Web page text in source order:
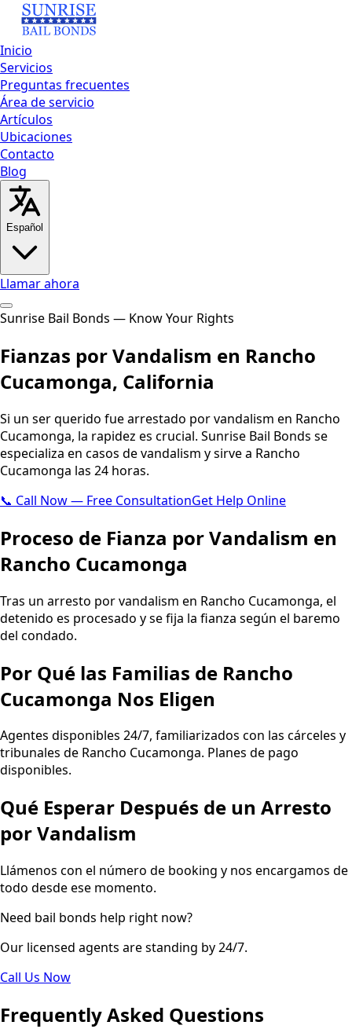
Inicio
Servicios
Preguntas frecuentes
Área de servicio
Artículos
Ubicaciones
Contacto
Blog
Español
Llamar ahora
InicioServiciosPreguntas frecuentesÁrea de
English العربية Español
Sunrise Bail Bonds — Know Your Rights
Fianzas por Vandalism en Rancho
Cucamonga, California
Si un ser querido fue arrestado por vandalism en Rancho
Cucamonga, la rapidez es crucial. Sunrise Bail Bonds se
especializa en casos de vandalism y sirve a Rancho
Cucamonga las 24 horas.
📞 Call Now — Free ConsultationGet Help Online
Proceso de Fianza por Vandalism en
Rancho Cucamonga
Tras un arresto por vandalism en Rancho Cucamonga, el
detenido es procesado y se fija la fianza según el baremo
del condado.
Por Qué las Familias de Rancho
Cucamonga Nos Eligen
Agentes disponibles 24/7, familiarizados con las cárceles y
tribunales de Rancho Cucamonga. Planes de pago
disponibles.
Qué Esperar Después de un Arresto
por Vandalism
Llámenos con el número de booking y nos encargamos de
todo desde ese momento.
Need bail bonds help right now?
Our licensed agents are standing by 24/7.
Call Us Now
Frequently Asked Questions